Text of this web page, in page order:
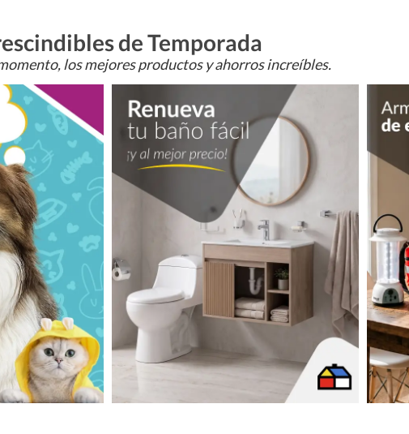
de Temporada
los mejores productos y ahorros increíbles.